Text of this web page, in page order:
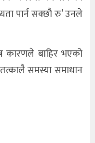
पार्न सक्छौ रु’ उनले
कारणले बाहिर भएको
समस्या समाधान